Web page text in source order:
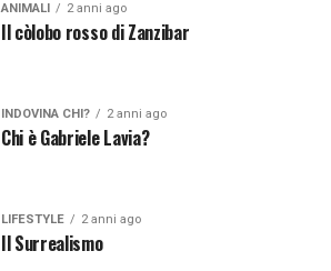
ANIMALI 2 anni ago
Il còlobo rosso di Zanzibar
INDOVINA CHI? 2 anni ago
Chi è Gabriele Lavia?
LIFESTYLE 2 anni ago
Il Surrealismo